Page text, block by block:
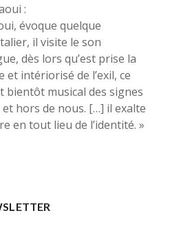
:
évoque quelque
il visite le son
dès lors qu’est prise la
et intériorisé de l’exil, ce
musical des signes
hors de nous. […] il exalte
en tout lieu de l’identité. »